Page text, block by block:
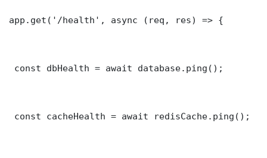
app.get('/health', async (req, res) => {
const dbHealth = await database.ping();
const cacheHealth = await redisCache.ping();